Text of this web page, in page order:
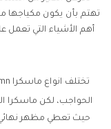
تهتم بأن يكون مكياجها
أهم الأشياء التي تعمل
الحواجب، لكن ماسكرا
حيث تعطي مظهر نهائي